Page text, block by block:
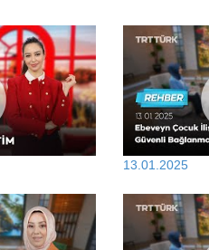
13.01.2025